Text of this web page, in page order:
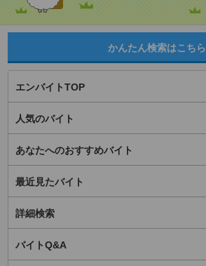
かんたん検索はこちら
エンバイトTOP
人気のバイト
あなたへのおすすめバイト
最近見たバイト
詳細検索
バイトQ&A